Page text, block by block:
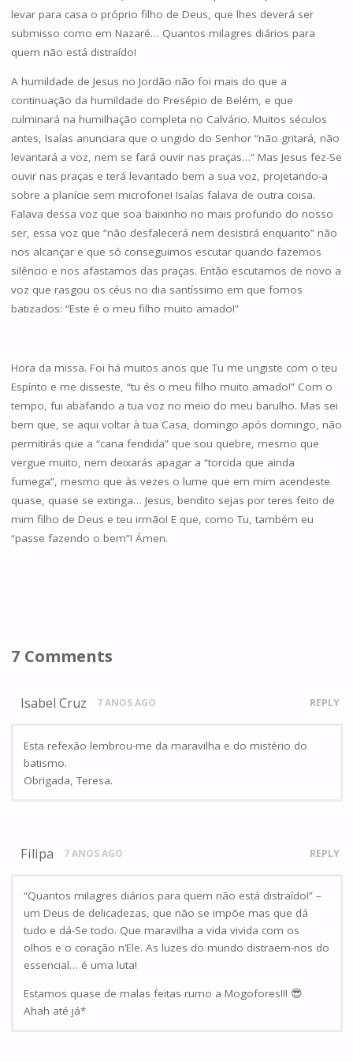
levar para casa o próprio filho de Deus, que lhes deverá ser
submisso como em Nazaré… Quantos milagres diários para
quem não está distraído!
A humildade de Jesus no Jordão não foi mais do que a
continuação da humildade do Presépio de Belém, e que
culminará na humilhação completa no Calvário. Muitos séculos
antes, Isaías anunciara que o ungido do Senhor “não gritará, não
levantará a voz, nem se fará ouvir nas praças…” Mas Jesus fez-Se
ouvir nas praças e terá levantado bem a sua voz, projetando-a
sobre a planície sem microfone! Isaías falava de outra coisa.
Falava dessa voz que soa baixinho no mais profundo do nosso
ser, essa voz que “não desfalecerá nem desistirá enquanto” não
nos alcançar e que só conseguimos escutar quando fazemos
silêncio e nos afastamos das praças. Então escutamos de novo a
voz que rasgou os céus no dia santíssimo em que fomos
batizados: “Este é o meu filho muito amado!”
Hora da missa. Foi há muitos anos que Tu me ungiste com o teu
Espírito e me disseste, “tu és o meu filho muito amado!” Com o
tempo, fui abafando a tua voz no meio do meu barulho. Mas sei
bem que, se aqui voltar à tua Casa, domingo após domingo, não
permitirás que a “cana fendida” que sou quebre, mesmo que
vergue muito, nem deixarás apagar a “torcida que ainda
fumega”, mesmo que às vezes o lume que em mim acendeste
quase, quase se extinga… Jesus, bendito sejas por teres feito de
mim filho de Deus e teu irmão! E que, como Tu, também eu
“passe fazendo o bem”! Ámen.
7 Comments
Isabel Cruz 7 ANOS AGO REPLY
Esta refexão lembrou-me da maravilha e do mistério do
batismo.
Obrigada, Teresa.
Filipa 7 ANOS AGO REPLY
“Quantos milagres diários para quem não está distraído!” –
um Deus de delicadezas, que não se impõe mas que dá
tudo e dá-Se todo. Que maravilha a vida vivida com os
olhos e o coração n’Ele. As luzes do mundo distraem-nos do
essencial… é uma luta!
Estamos quase de malas feitas rumo a Mogofores!!! 😎
Ahah até já*